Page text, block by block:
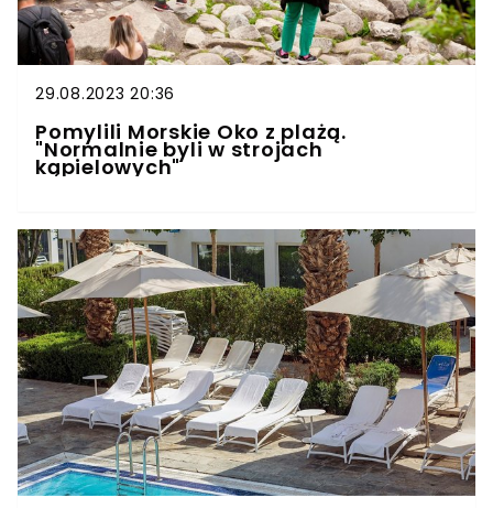
29.08.2023 20:36
Pomylili Morskie Oko z plażą.
"Normalnie byli w strojach
kąpielowych"